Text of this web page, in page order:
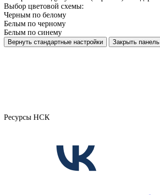
Выбор цветовой схемы:
Черным по белому
Белым по черному
Белым по синему
Вернуть стандартные настройки Закрыть панель
Ресурсы НСК